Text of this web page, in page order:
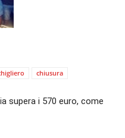
chiusura
supera i 570 euro, come